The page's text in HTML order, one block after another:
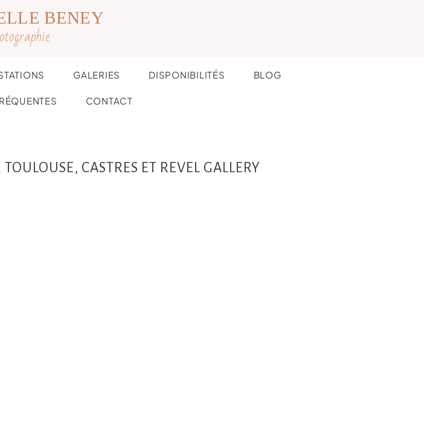
BENEY
GALERIES DISPONIBILITÉS BLOG
CONTACT
CASTRES ET REVEL GALLERY